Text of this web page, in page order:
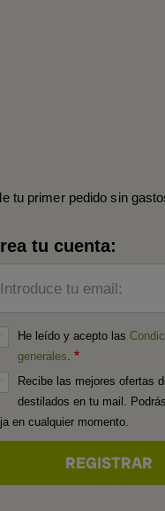
tu primer pedido sin
tu cuenta:
Introduce tu email:
He leído y acepto las
generales.
Recibe las mejores ofertas
destilados en tu mail.
en cualquier momento.